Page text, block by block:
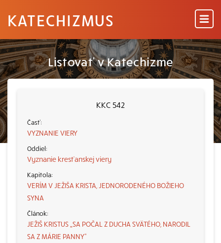
KATECHIZMUS
Listovať v Katechizme
KKC 542
VYZNANIE VIERY
Vyznanie kresťanskej viery
VERÍM V JEŽIŠA KRISTA, JEDNORODENÉHO BOŽIEHO
SYNA
JEŽIŠ KRISTUS „SA POČAL Z DUCHA SVÄTÉHO, NARODIL
SA Z MÁRIE PANNY“